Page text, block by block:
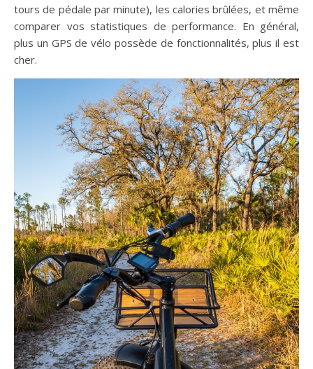
tours de pédale par minute), les calories brûlées, et même
comparer vos statistiques de performance. En général,
plus un GPS de vélo possède de fonctionnalités, plus il est
cher.